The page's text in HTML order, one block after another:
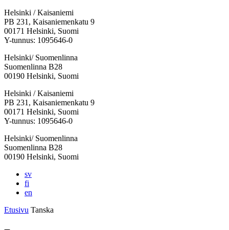
Helsinki / Kaisaniemi
PB 231, Kaisaniemenkatu 9
00171 Helsinki, Suomi
Y-tunnus: 1095646-0
Helsinki/ Suomenlinna
Suomenlinna B28
00190 Helsinki, Suomi
Facebook:
Avataan
uuteen
välilehteen
Instagram:
Avataan
uuteen
välilehteen
TikTok:
Avataan
uuteen
välilehteen
Youtube:
Avataan
uuteen
välilehteen
Vimeo:
Avataan
uuteen
välilehteen
Helsinki / Kaisaniemi
PB 231, Kaisaniemenkatu 9
00171 Helsinki, Suomi
Y-tunnus: 1095646-0
Helsinki/ Suomenlinna
Suomenlinna B28
00190 Helsinki, Suomi
sv
fi
en
Etusivu Tanska